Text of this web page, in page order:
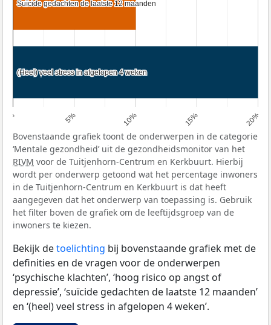
0% 5% 10% 15% 20%
Suïcide gedachten de laatste 12 maanden
Suïcide gedachten de laatste 12 maanden
(Heel) veel stress in afgelopen 4 weken
(Heel) veel stress in afgelopen 4 weken
Bovenstaande grafiek toont de onderwerpen in de categorie
‘Mentale gezondheid’ uit de gezondheidsmonitor van het
RIVM voor de Tuitjenhorn-Centrum en Kerkbuurt. Hierbij
wordt per onderwerp getoond wat het percentage inwoners
in de Tuitjenhorn-Centrum en Kerkbuurt is dat heeft
aangegeven dat het onderwerp van toepassing is. Gebruik
het filter boven de grafiek om de leeftijdsgroep van de
inwoners te kiezen.
Bekijk detoelichting bij bovenstaande grafiek met de
definities en de vragen voor de onderwerpen
‘psychische klachten’, ‘hoog risico op angst of
depressie’, ‘suïcide gedachten de laatste 12 maanden’
en ‘(heel) veel stress in afgelopen 4 weken’.